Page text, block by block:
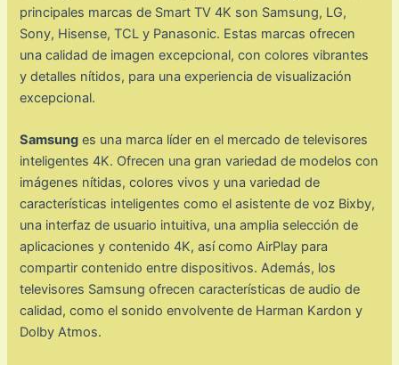
principales marcas de Smart TV 4K son Samsung, LG,
Sony, Hisense, TCL y Panasonic. Estas marcas ofrecen
una calidad de imagen excepcional, con colores vibrantes
y detalles nítidos, para una experiencia de visualización
excepcional.
Samsung es una marca líder en el mercado de televisores
inteligentes 4K. Ofrecen una gran variedad de modelos con
imágenes nítidas, colores vivos y una variedad de
características inteligentes como el asistente de voz Bixby,
una interfaz de usuario intuitiva, una amplia selección de
aplicaciones y contenido 4K, así como AirPlay para
compartir contenido entre dispositivos. Además, los
televisores Samsung ofrecen características de audio de
calidad, como el sonido envolvente de Harman Kardon y
Dolby Atmos.